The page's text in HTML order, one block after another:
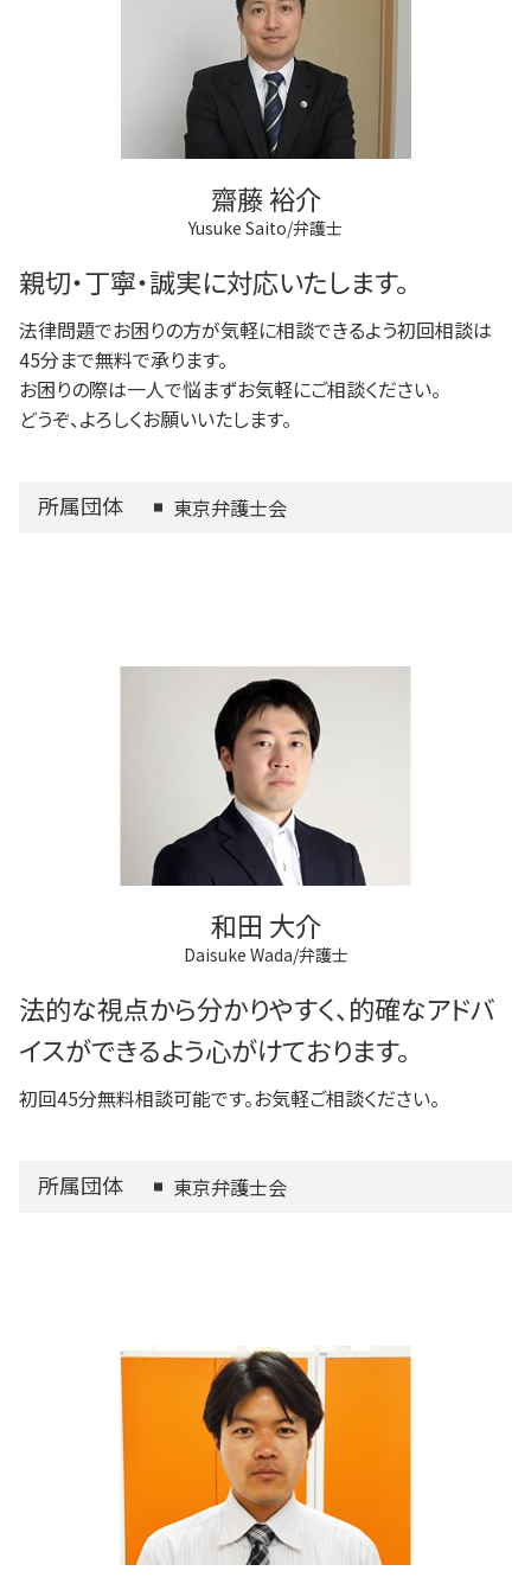
成年後見人制度 申し立て
任意後見制度 本人
任意後見制度 法律
商業登記 弁護士
法人登記 個人事業主
不動産登記 売主
稲城市 借金問題
三鷹市 不動産トラブル
多摩市 借金問題
三鷹市 借金問題
齋藤 裕介
Yusuke Saito/弁護士
親切・丁寧・誠実に対応いたします。
法律問題でお困りの方が気軽に相談できるよう初回相談は
45分まで無料で承ります。
お困りの際は一人で悩まずお気軽にご相談ください。
どうぞ、よろしくお願いいたします。
所属団体 東京弁護士会
和田 大介
Daisuke Wada/弁護士
法的な視点から分かりやすく、的確なアドバ
イスができるよう心がけております。
初回45分無料相談可能です。お気軽ご相談ください。
所属団体 東京弁護士会